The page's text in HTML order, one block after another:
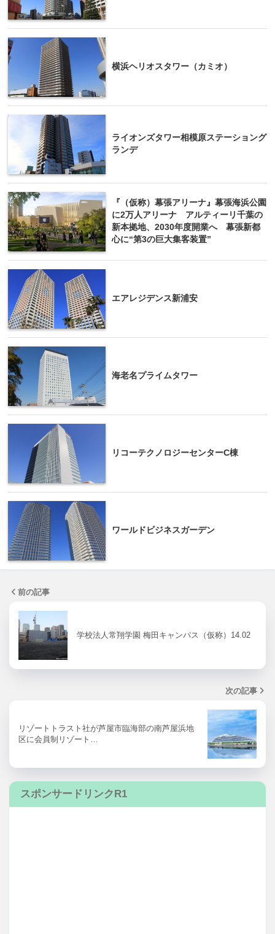
横浜ヘリオスタワー（カミオ）
ライオンズタワー相模原ステーショング
ランデ
『（仮称）幕張アリーナ』幕張海浜公園
に2万人アリーナ アルティーリ千葉の
新本拠地、2030年度開業へ 幕張新都
心に“第3の巨大集客装置”
エアレジデンス新浦安
海老名プライムタワー
リコーテクノロジーセンターC棟
ワールドビジネスガーデン
前の記事
学校法人常翔学園 梅田キャンパス（仮称）14.02
次の記事
リゾートトラスト社が芦屋市臨海部の南芦屋浜地
区に会員制リゾート…
スポンサードリンクR1